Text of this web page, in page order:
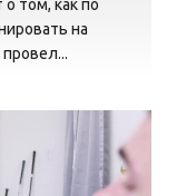
том, как по
на